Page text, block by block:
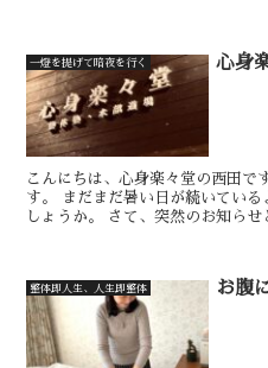
一燈を提げて暗夜を行く 心身
こんにちは、心身楽々堂の西田で
す。 まだまだ暑い日が続いてい
しょうか。 さて、突然のお知ら
堂は今月をもって閉店すること
整体即人生、人生即整体 お腹